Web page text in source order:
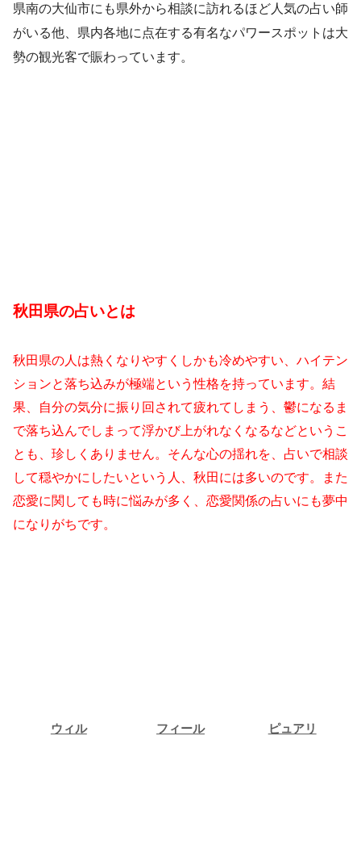
県南の大仙市にも県外から相談に訪れるほど人気の占い師
がいる他、県内各地に点在する有名なパワースポットは大
勢の観光客で賑わっています。
秋田県の占いとは
秋田県の人は熱くなりやすくしかも冷めやすい、ハイテン
ションと落ち込みが極端という性格を持っています。結
果、自分の気分に振り回されて疲れてしまう、鬱になるま
で落ち込んでしまって浮かび上がれなくなるなどというこ
とも、珍しくありません。そんな心の揺れを、占いで相談
して穏やかにしたいという人、秋田には多いのです。また
恋愛に関しても時に悩みが多く、恋愛関係の占いにも夢中
になりがちです。
ウィル フィール ピュアリ